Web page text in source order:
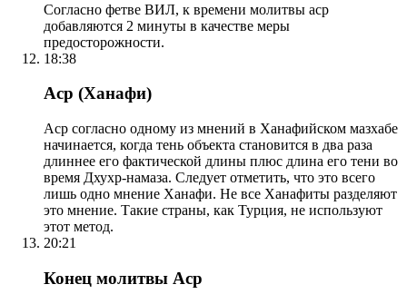
Согласно фетве ВИЛ, к времени молитвы аср
добавляются 2 минуты в качестве меры
предосторожности.
18:38
Аср (Ханафи)
Аср согласно одному из мнений в Ханафийском мазхабе
начинается, когда тень объекта становится в два раза
длиннее его фактической длины плюс длина его тени во
время Дхухр-намаза. Следует отметить, что это всего
лишь одно мнение Ханафи. Не все Ханафиты разделяют
это мнение. Такие страны, как Турция, не используют
этот метод.
20:21
Конец молитвы Аср